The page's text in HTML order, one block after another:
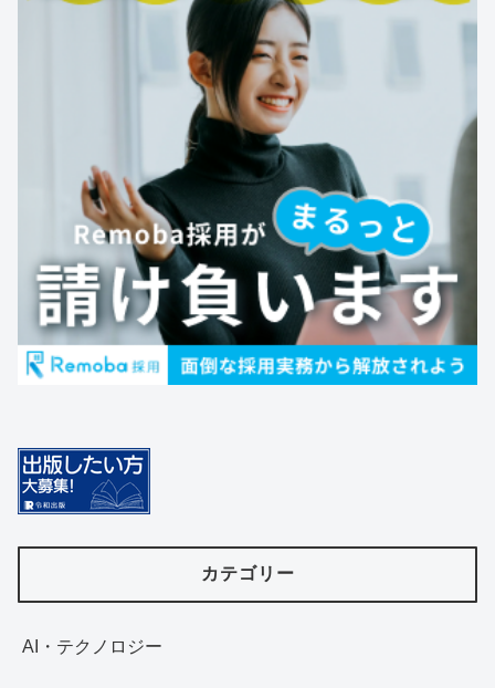
カテゴリー
AI・テクノロジー